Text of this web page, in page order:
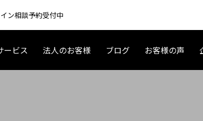
ン相談予約受付中
ービス 法人のお客様 ブログ お客様の声